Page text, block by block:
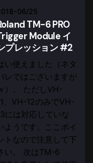
06/25
TM-6 PRO
Module イ
プレッション #2
い使えました（ネタ
レではございますが
）。 ただしVH-
、VH-12のみでVH-
には対応していな
ようです。ここポイ
トなので注意して下
い。 次はTM-6